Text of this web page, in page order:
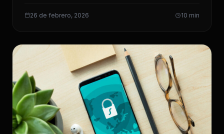
26 de febrero, 2026 10 min